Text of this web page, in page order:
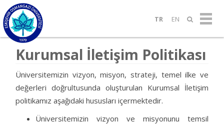
TR EN
Kurumsal İletişim Politikası
Üniversitemizin vizyon, misyon, strateji, temel ilke ve
değerleri doğrultusunda oluşturulan Kurumsal İletişim
politikamız aşağıdaki hususları içermektedir.
Üniversitemizin vizyon ve misyonunu temsil